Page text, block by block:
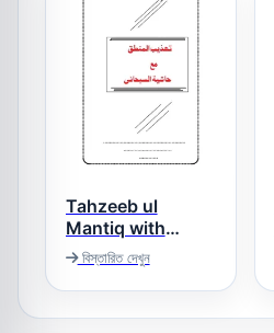
Tahzeeb ul
Mantiq with
Hashiya Asjad
Subhani تہذیب
المنطق مع حاشیہ
سبحانی
বিস্তারিত দেখুন